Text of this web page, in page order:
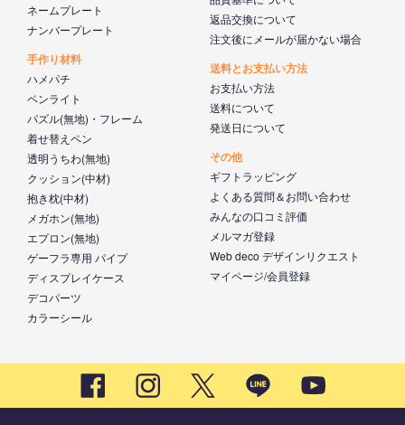
ネームプレート
ナンバープレート
手作り材料
ハメパチ
ペンライト
パズル(無地)・フレーム
着せ替えペン
透明うちわ(無地)
クッション(中材)
抱き枕(中材)
メガホン(無地)
エプロン(無地)
ゲーフラ専用 パイプ
ディスプレイケース
デコパーツ
カラーシール
返品交換について
注文後にメールが届かない場合
送料とお支払い方法
お支払い方法
送料について
発送日について
その他
ギフトラッピング
よくある質問＆お問い合わせ
みんなの口コミ評価
メルマガ登録
Web deco デザインリクエスト
マイページ/会員登録